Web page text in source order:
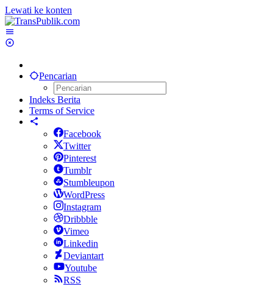
Lewati ke konten
Pencarian
Indeks Berita
Terms of Service
Facebook
Twitter
Pinterest
Tumblr
Stumbleupon
WordPress
Instagram
Dribbble
Vimeo
Linkedin
Deviantart
Youtube
RSS